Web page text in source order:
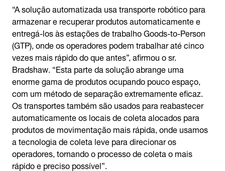
“A solução automatizada usa transporte robótico para
armazenar e recuperar produtos automaticamente e
entregá-los às estações de trabalho Goods-to-Person
(GTP), onde os operadores podem trabalhar até cinco
vezes mais rápido do que antes”, afirmou o sr.
Bradshaw. “Esta parte da solução abrange uma
enorme gama de produtos ocupando pouco espaço,
com um método de separação extremamente eficaz.
Os transportes também são usados para reabastecer
automaticamente os locais de coleta alocados para
produtos de movimentação mais rápida, onde usamos
a tecnologia de coleta leve para direcionar os
operadores, tornando o processo de coleta o mais
rápido e preciso possível”.